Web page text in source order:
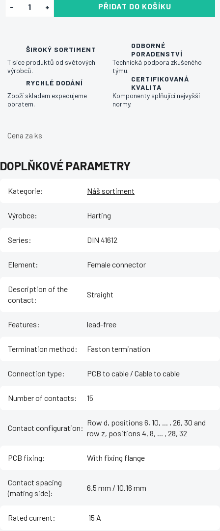
PŘIDAT DO KOŠÍKU
ŠIROKÝ SORTIMENT
Tisíce produktů od světových
výrobců.
ODBORNÉ
PORADENSTVÍ
Technická podpora zkušeného
týmu.
RYCHLÉ DODÁNÍ
Zboží skladem expedujeme
obratem.
CERTIFIKOVANÁ
KVALITA
Komponenty splňující nejvyšší
normy.
Cena za ks
DOPLŇKOVÉ PARAMETRY
Kategorie: Náš sortiment
Výrobce: Harting
Series: DIN 41612
Element: Female connector
Description of the
contact:
Straight
Features: lead-free
Termination method: Faston termination
Connection type: PCB to cable / Cable to cable
Number of contacts: 15
Contact configuration:
Row d, positions 6, 10, ... , 26, 30 and
row z, positions 4, 8, ... , 28, 32
PCB fixing: With fixing flange
Contact spacing
(mating side):
6.5 mm / 10.16 mm
Rated current: ‌ 15 A